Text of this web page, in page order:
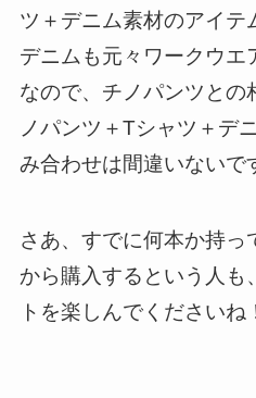
ツ＋デニム素材のアイテ
デニムも元々ワークウエ
なので、チノパンツとの
ノパンツ＋Tシャツ＋デ
み合わせは間違いないで
さあ、すでに何本か持っ
から購入するという人も
トを楽しんでくださいね